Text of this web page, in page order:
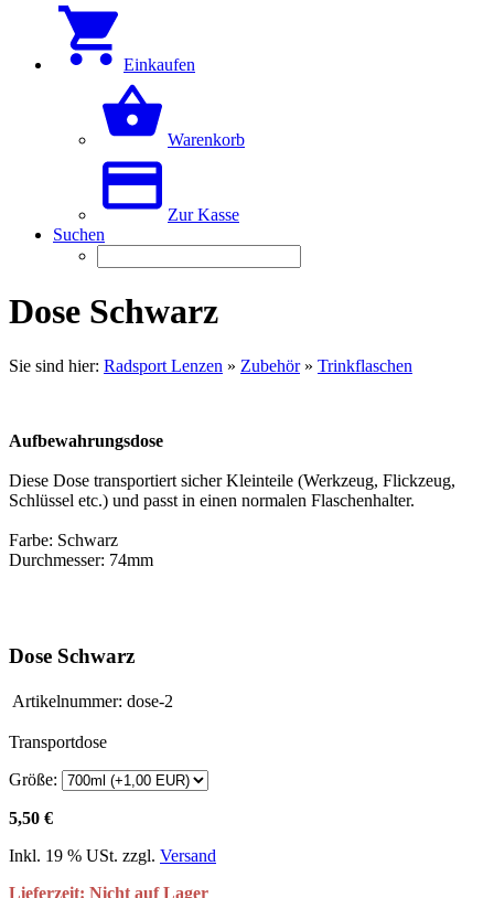
Einkaufen
Warenkorb
Zur Kasse
Suchen
Dose Schwarz
Sie sind hier: Radsport Lenzen » Zubehör» Trinkflaschen
Aufbewahrungsdose
Diese Dose transportiert sicher Kleinteile (Werkzeug, Flickzeug,
Schlüssel etc.) und passt in einen normalen Flaschenhalter.
Farbe: Schwarz
Durchmesser: 74mm
Dose Schwarz
Artikelnummer: dose-2
Transportdose
Größe:
5,50 €
Inkl. 19 % USt. zzgl. Versand
Lieferzeit: Nicht auf Lager